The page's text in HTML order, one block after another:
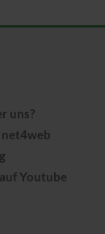
uns?
Youtube